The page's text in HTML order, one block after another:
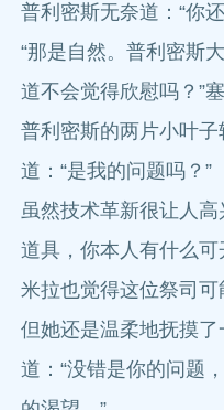
普利密斯无奈道：“你
“那是自然。普利密斯
道不会觉得欣慰吗？”
普利密斯的两片小叶
道：“是我的问题吗？”
虽然技术革新很让人
道具，你本人有什么可
米拉也觉得这位祭司可
但她还是温柔地抚摸
道：“没错是你的问题